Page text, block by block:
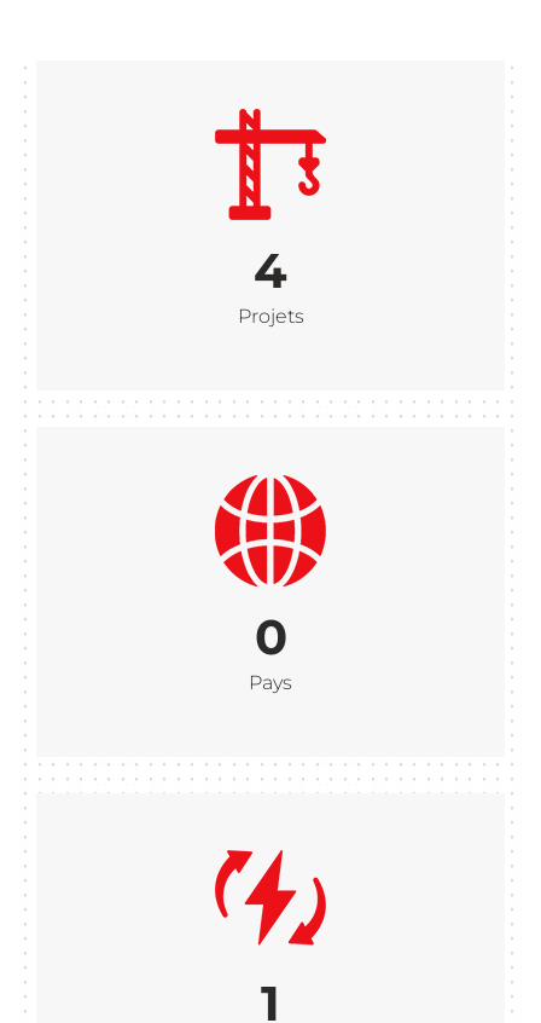
4
Projets
0
Pays
1